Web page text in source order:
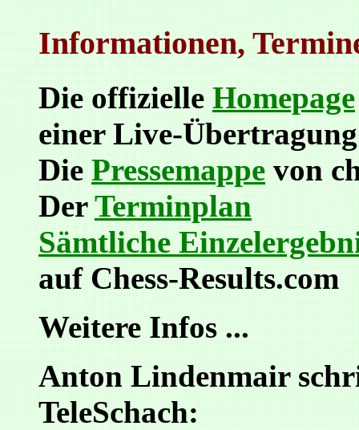
Informationen,
Die offizielleHomepage
einer Live-
DiePressemappevon
DerTerminplan
Sämtliche
auf Chess-Results.com
Weitere Infos ...
Anton Lindenmair
TeleSchach: